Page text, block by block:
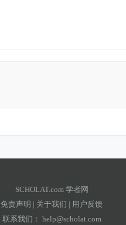
SCHOLAT.com 学者网
免责声明 | 关于我们 | 用户反馈
联系我们： help@scholat.com